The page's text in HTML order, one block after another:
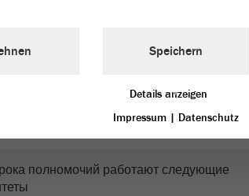
на законопроекты, но и действуют
вопросов на рассмотрение. Таким образом,
пленарного заседания заниматься делами,
Выносить рекомендацию
они конечно не могут.
полномочий работают следующие
Speichern
Details anzeigen
Impressum | Datenschutz